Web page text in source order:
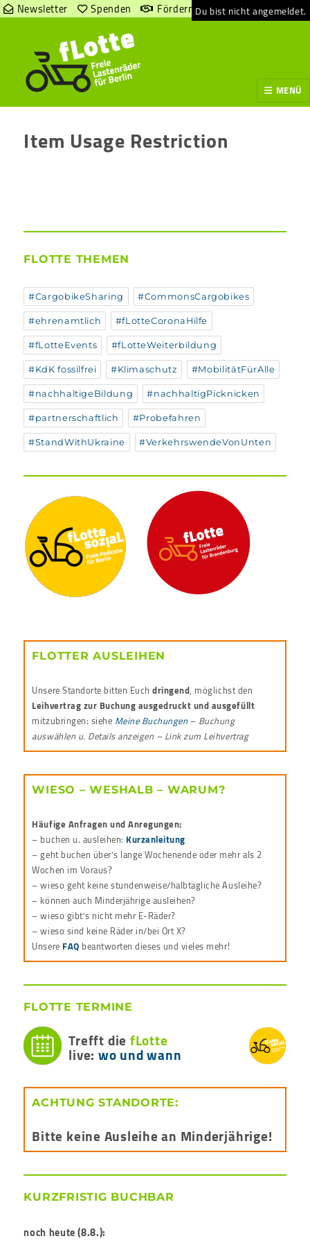
Newsletter Spenden Fördern Du bist nicht angemeldet.
MENÜ
Item Usage Restriction
FLOTTE THEMEN
#CargobikeSharing #CommonsCargobikes
#ehrenamtlich #fLotteCoronaHilfe
#fLotteEvents #fLotteWeiterbildung
#KdK fossilfrei #Klimaschutz #MobilitätFürAlle
#nachhaltigeBildung #nachhaltigPicknicken
#partnerschaftlich #Probefahren
#StandWithUkraine #VerkehrswendeVonUnten
FLOTTER AUSLEIHEN
Unsere Standorte bitten Euchdringend, möglichst den
Leihvertrag zur Buchung ausgedruckt und ausgefüllt
mitzubringen: siehe Meine Buchungen– Buchung
auswählen u. Details anzeigen – Link zum Leihvertrag
WIESO – WESHALB – WARUM?
Häufige Anfragen und Anregungen:
– buchen u. ausleihen: Kurzanleitung
– geht buchen über’s lange Wochenende oder mehr als 2
Wochen im Voraus?
– wieso geht keine stundenweise/halbtägliche Ausleihe?
– können auch Minderjährige ausleihen?
– wieso gibt’s nicht mehr E-Räder?
– wieso sind keine Räder in/bei Ort X?
Unsere FAQ beantworten dieses und vieles mehr!
FLOTTE TERMINE
Trefft diefLotte
live:wo und wann
ACHTUNG STANDORTE:
Bitte keine Ausleihe an Minderjährige!
KURZFRISTIG BUCHBAR
noch heute (8.8.):